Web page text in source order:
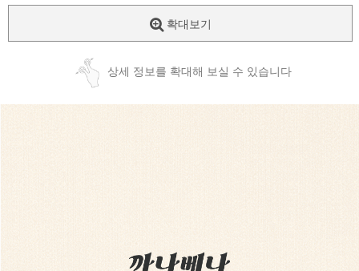
확대보기
상세 정보를 확대해 보실 수 있습니다